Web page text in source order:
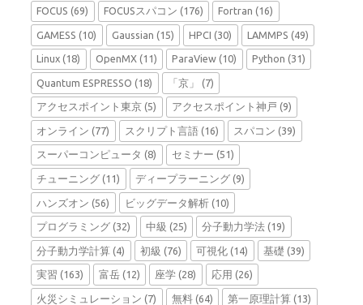
FOCUS (69) FOCUSスパコン (176) Fortran (16)
GAMESS (10) Gaussian (15) HPCI (30) LAMMPS (49)
Linux (18) OpenMX(11) ParaView (10) Python (31)
Quantum ESPRESSO (18) 「京」 (7)
アクセスポイント東京 (5) アクセスポイント神戸 (9)
オンライン (77) スクリプト言語(16) スパコン (39)
スーパーコンピュータ (8) セミナー (51)
チューニング (11) ディープラーニング(9)
ハンズオン (56) ビッグデータ解析(10)
プログラミング (32) 中級 (25) 分子動力学法 (19)
分子動力学計算 (4) 初級 (76) 可視化 (14) 基礎 (39)
実習 (163) 富岳(12) 座学 (28) 応用 (26)
火災シミュレーション (7) 無料(64) 第一原理計算 (13)